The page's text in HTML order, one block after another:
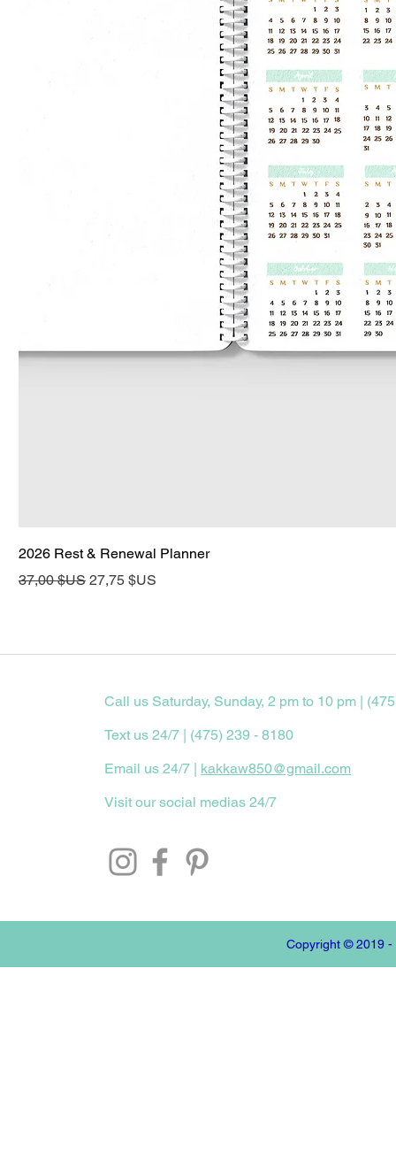
2026 Rest & Renewal Planner
Prix original
37,00 $US Prix promotionnel
27,75 $US
Call us Saturday, Sunday, 2 pm to 10 pm |
Text us 24/7 | (475) 239 - 8180
Email us 24/7 | kakkaw850@gmail.com
Visit our social medias 24/7
Copyright © 2019 -